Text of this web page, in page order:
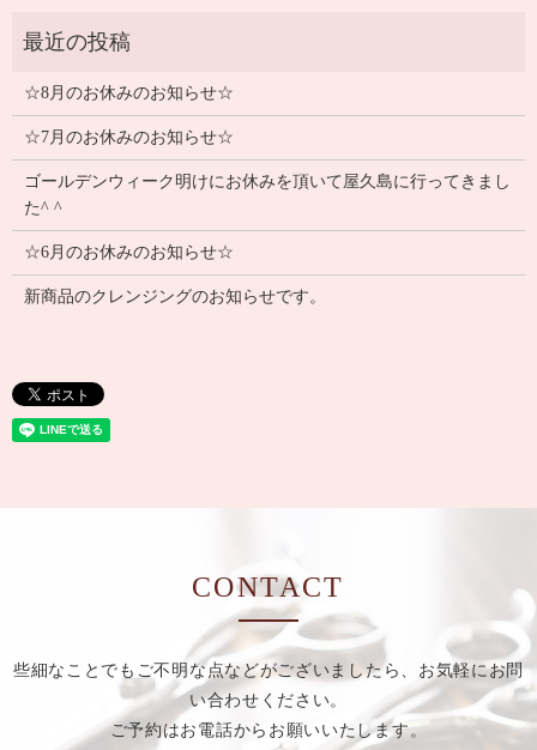
☆8月のお休みのお知らせ☆
☆7月のお休みのお知らせ☆
ゴールデンウィーク明けにお休みを頂いて屋久島に行ってきまし
た^ ^
☆6月のお休みのお知らせ☆
新商品のクレンジングのお知らせです。
CONTACT
些細なことでもご不明な点などがございましたら、お気軽にお問
い合わせください。
ご予約はお電話からお願いいたします。